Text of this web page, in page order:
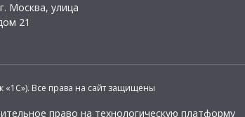
г. Москва, улица
21
Все права на сайт защищены
право на технологическую платформу